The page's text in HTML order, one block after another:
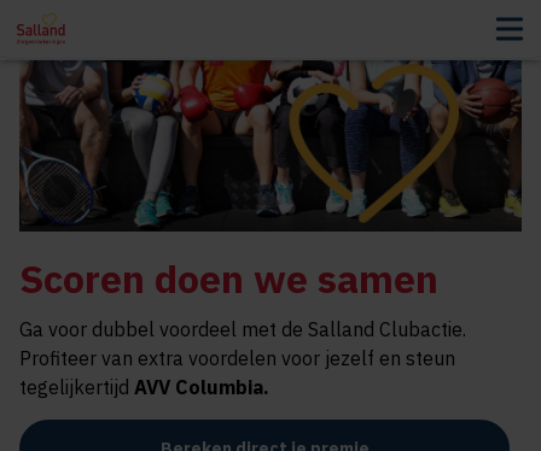
Scoren doen we samen
Ga voor dubbel voordeel met de Salland Clubactie.
Profiteer van extra voordelen voor jezelf en steun
tegelijkertijd AVV Columbia.